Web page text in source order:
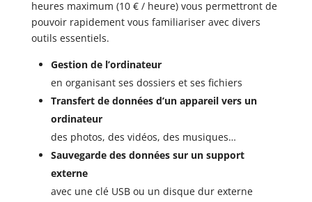
heures maximum (10 € / heure) vous permettront de
pouvoir rapidement vous familiariser avec divers
outils essentiels.
Gestion de l’ordinateur
en organisant ses dossiers et ses fichiers
Transfert de données d’un appareil vers un
ordinateur
des photos, des vidéos, des musiques…
Sauvegarde des données sur un support
externe
avec une clé USB ou un disque dur externe